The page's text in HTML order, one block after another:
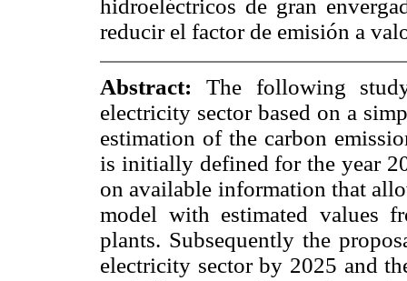
hidroeléctricos de gran
reducir el factor de emisión a
Abstract: The following
electricity sector based on a
estimation of the carbon
is initially defined for the year
on available information that
model with estimated values
plants. Subsequently the
electricity sector by 2025 and